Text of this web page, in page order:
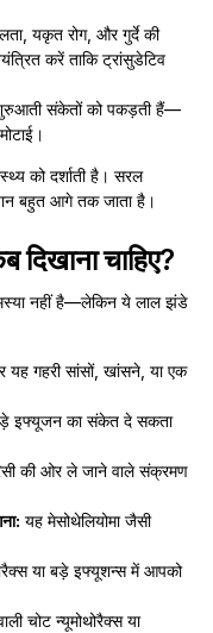
यकृत रोग, और गुर्दे की
करें ताकि ट्रांसुडेटिव
शुरुआती संकेतों को पकड़ती हैं—
को दर्शाती है। सरल
बहुत आगे तक जाता है।
दिखाना चाहिए?
नहीं है—लेकिन ये लाल झंडे
गहरी सांसों, खांसने, या एक
इफ्यूजन का संकेत दे सकता
की ओर ले जाने वाले संक्रमण
यह मेसोथेलियोमा जैसी
या बड़े इफ्यूशन्स में आपको
चोट न्यूमोथोरैक्स या